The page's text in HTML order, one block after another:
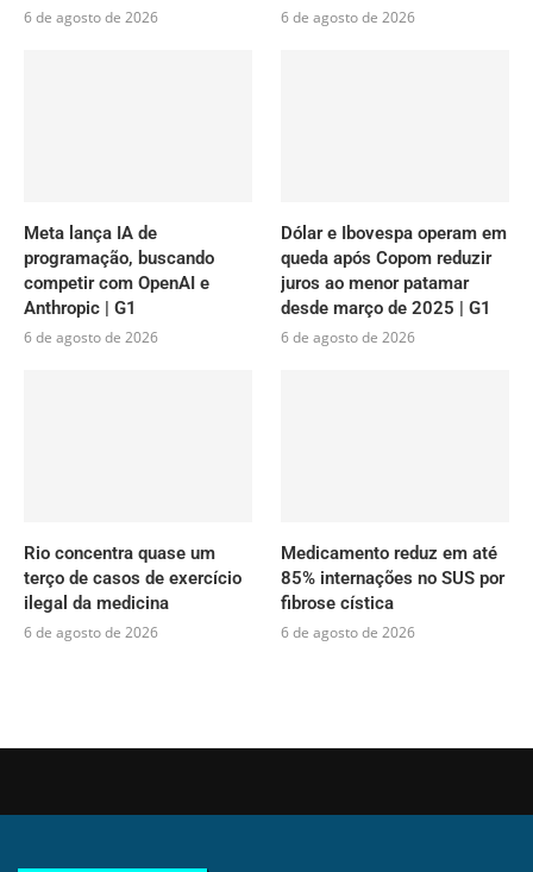
6 de agosto de 2026 6 de agosto de 2026
Meta lança IA de
programação, buscando
competir com OpenAI e
Anthropic | G1
6 de agosto de 2026
Dólar e Ibovespa operam em
queda após Copom reduzir
juros ao menor patamar
desde março de 2025 | G1
6 de agosto de 2026
Rio concentra quase um
terço de casos de exercício
ilegal da medicina
6 de agosto de 2026
Medicamento reduz em até
85% internações no SUS por
fibrose cística
6 de agosto de 2026